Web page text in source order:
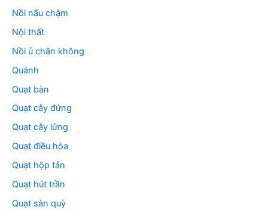
Nồi nấu chậm
Nội thất
Nồi ủ chân không
Quánh
Quạt bàn
Quạt cây đứng
Quạt cây lửng
Quạt điều hòa
Quạt hộp tản
Quạt hút trần
Quạt sàn quỳ